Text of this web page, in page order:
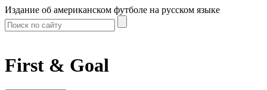
Издание об американском футболе на русском языке
First & Goal